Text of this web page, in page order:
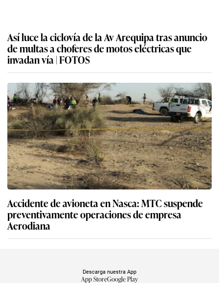
Así luce la ciclovía de la Av Arequipa tras anuncio
de multas a choferes de motos eléctricas que
invadan vía | FOTOS
Accidente de avioneta en Nasca: MTC suspende
preventivamente operaciones de empresa
Aerodiana
Descarga nuestra App
App StoreGoogle Play